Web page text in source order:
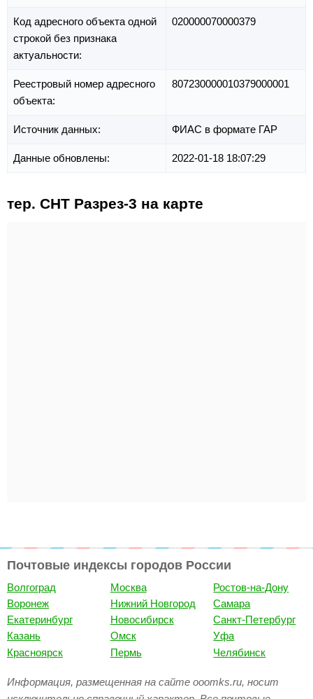
Код адресного объекта одной
строкой без признака
актуальности:
020000070000379
Реестровый номер адресного
объекта:
807230000010379000001
Источник данных: ФИАС в формате ГАР
Данные обновлены: 2022-01-18 18:07:29
тер. СНТ Разрез-3 на карте
Почтовые индексы городов России
Волгоград
Воронеж
Екатеринбург
Казань
Красноярск
Москва
Нижний Новгород
Новосибирск
Омск
Пермь
Ростов-на-Дону
Самара
Санкт-Петербург
Уфа
Челябинск
Информация, размещенная на сайте ooomks.ru, носит